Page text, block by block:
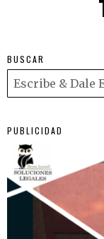
BUSCAR
PUBLICIDAD